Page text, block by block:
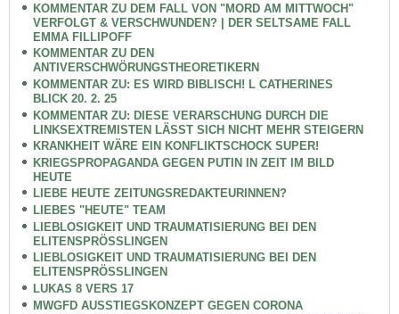
KOMMENTAR ZU DEM FALL VON "MORD AM MITTWOCH"
VERFOLGT & VERSCHWUNDEN? | DER SELTSAME FALL
EMMA FILLIPOFF
KOMMENTAR ZU DEN
ANTIVERSCHWÖRUNGSTHEORETIKERN
KOMMENTAR ZU: ES WIRD BIBLISCH! L CATHERINES
BLICK 20. 2. 25
KOMMENTAR ZU: DIESE VERARSCHUNG DURCH DIE
LINKSEXTREMISTEN LÄSST SICH NICHT MEHR STEIGERN
KRANKHEIT WÄRE EIN KONFLIKTSCHOCK SUPER!
KRIEGSPROPAGANDA GEGEN PUTIN IN ZEIT IM BILD
HEUTE
LIEBE HEUTE ZEITUNGSREDAKTEURINNEN?
LIEBES "HEUTE" TEAM
LIEBLOSIGKEIT UND TRAUMATISIERUNG BEI DEN
ELITENSPRÖSSLINGEN
LIEBLOSIGKEIT UND TRAUMATISIERUNG BEI DEN
ELITENSPRÖSSLINGEN
LUKAS 8 VERS 17
MWGFD AUSSTIEGSKONZEPT GEGEN CORONA